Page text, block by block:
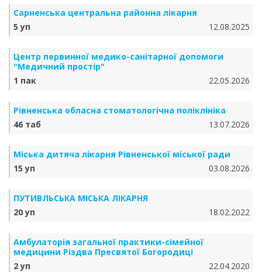
Сарненська центральна районна лікарня
5 уп
12.08.2025
Центр первинної медико-санітарної допомоги
"Медичний простір"
1 пак
22.05.2026
Рівненська обласна стоматологічна поліклініка
46 таб
13.07.2026
Міська дитяча лікарня Рівненської міської ради
15 уп
03.08.2026
ПУТИВЛЬСЬКА МІСЬКА ЛІКАРНЯ
20 уп
18.02.2022
Амбулаторія загальної практики-сімейної
медицини Різдва Пресвятої Богородиці
2 уп
22.04.2020